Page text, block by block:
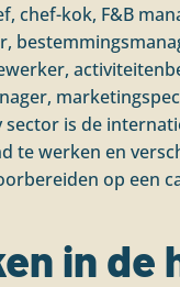
chef-kok, F&B
is de
te werken en
op een
in